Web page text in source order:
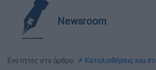
Newsroom
Ενότητες στο άρθρο: 📌 Κατολισθήσεις και